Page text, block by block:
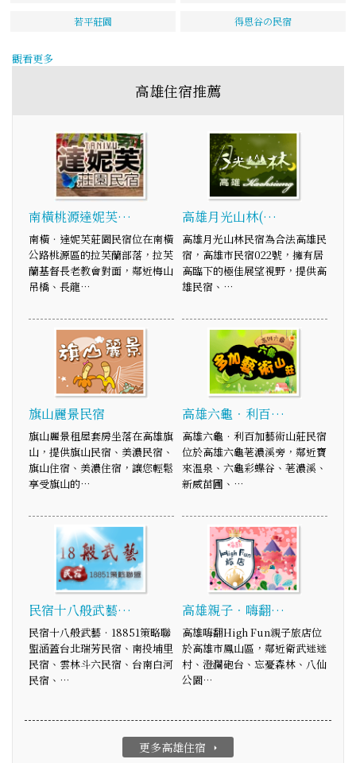
若平莊園 得恩谷の民宿
觀看更多
高雄住宿推薦
南橫桃源達妮芙…
南橫‧達妮芙莊園民宿位在南橫
公路桃源區的拉芙蘭部落，拉芙
蘭基督長老教會對面，鄰近梅山
吊橋、長龍…
高雄月光山林(…
高雄月光山林民宿為合法高雄民
宿，高雄市民宿022號，擁有居
高臨下的極佳展望視野，提供高
雄民宿、…
旗山麗景民宿
旗山麗景租屋套房坐落在高雄旗
山，提供旗山民宿、美濃民宿、
旗山住宿、美濃住宿，讓您輕鬆
享受旗山的…
高雄六龜．利百…
高雄六龜．利百加藝術山莊民宿
位於高雄六龜荖濃溪旁，鄰近寶
來溫泉、六龜彩蝶谷、荖濃溪、
新威苗圃、…
民宿十八般武藝…
民宿十八般武藝‧18851策略聯
盟涵蓋台北瑞芳民宿、南投埔里
民宿、雲林斗六民宿、台南白河
民宿、…
高雄親子．嗨翻…
高雄嗨翻High Fun親子旅店位
於高雄市鳳山區，鄰近衛武迷迷
村、澄瀾砲台、忘憂森林、八仙
公園…
更多高雄住宿 arrow_right